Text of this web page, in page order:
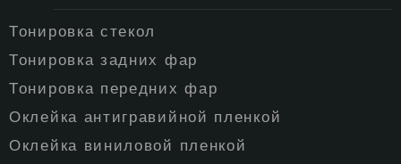
Тонировка стекол
Тонировка задних фар
Тонировка передних фар
Оклейка антигравийной пленкой
Оклейка виниловой пленкой